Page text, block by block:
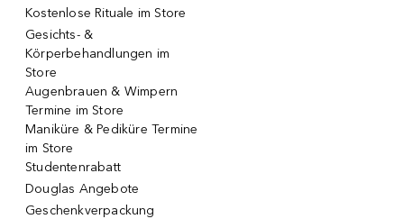
Kostenlose Rituale im Store
Gesichts- &
Körperbehandlungen im
Store
Augenbrauen & Wimpern
Termine im Store
Maniküre & Pediküre Termine
im Store
Studentenrabatt
Douglas Angebote
Geschenkverpackung